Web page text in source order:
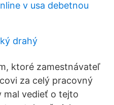
v usa debetnou
drahý
ktoré zamestnávateľ
za celý pracovný
mal vedieť o tejto